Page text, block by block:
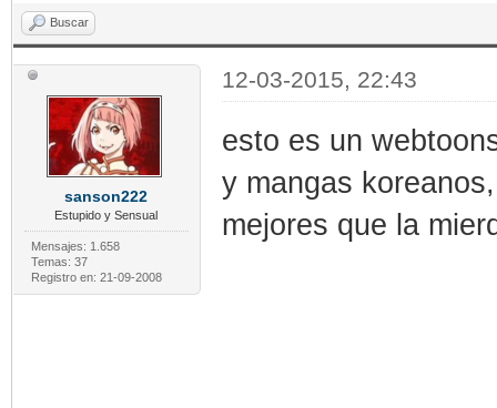
Buscar
sanson222
Estupido y Sensual
Mensajes: 1.658
Temas: 37
Registro en: 21-09-2008
12-03-2015, 22:43
esto es un
y mangas
mejores que la